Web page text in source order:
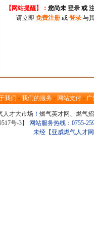
【网站提醒】： 您尚未 登录 或
请立即 免费注册 或 登录 与
我们 - 我们的服务- 网站支付- 广
人才大市场 ！ 燃气英才网 、 燃气
号-3】 网站服务热线：0755-
未经【亚威燃气人才